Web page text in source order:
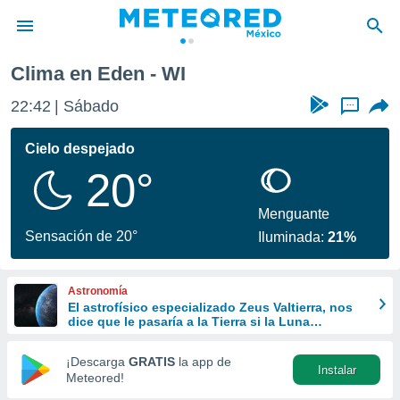
de
ha sido
calidad.
a este
las
y
forma
digital
basada
Clima en Eden - WI
22:42 Sábado ...
Cielo despejado
20°
Sensación de 20°
Menguante
Iluminada:21%
Astronomía
El astrofísico especializado Zeus Valtierra, nos
dice que le pasaría a la Tierra si la Luna
¡Descarga GRATIS la app de
Meteored!
Instalar